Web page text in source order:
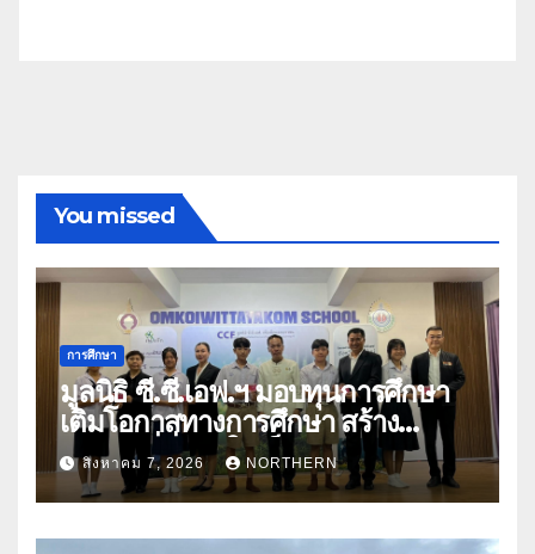
You missed
การศึกษา
มูลนิธิ ซี.ซี.เอฟ.ฯ มอบทุนการศึกษา
เติมโอกาสทางการศึกษา สร้าง
อนาคตที่มั่นคงให้เด็กและเยาวชน
ด้อยโอกาส
สิงหาคม 7, 2026 NORTHERN